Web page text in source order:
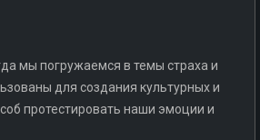
мы погружаемся в темы страха и
для создания культурных и
протестировать наши эмоции и